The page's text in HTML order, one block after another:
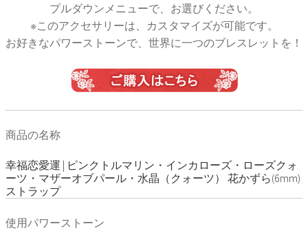
プルダウンメニューで、お選びください。
※このアクセサリーは、カスタマイズが可能です。
お好きなパワーストーンで、世界に一つのブレスレットを！
商品の名称
幸福恋愛運 | ピンクトルマリン・インカローズ・ローズクォ
ーツ・マザーオブパール・水晶（クォーツ） 花かずら(6mm)
ストラップ
使用パワーストーン